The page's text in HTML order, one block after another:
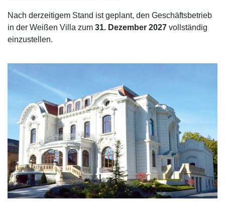
Nach derzeitigem Stand ist geplant, den Geschäftsbetrieb
in der Weißen Villa zum 31. Dezember 2027 vollständig
einzustellen.